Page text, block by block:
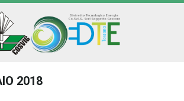
2018